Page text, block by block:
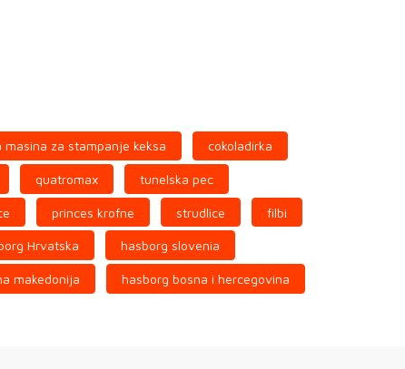
masina za stampanje keksa cokoladirka
quatromax tunelska pec
princes krofne strudlice filbi
Hrvatska hasborg slovenia
makedonija hasborg bosna i hercegovina